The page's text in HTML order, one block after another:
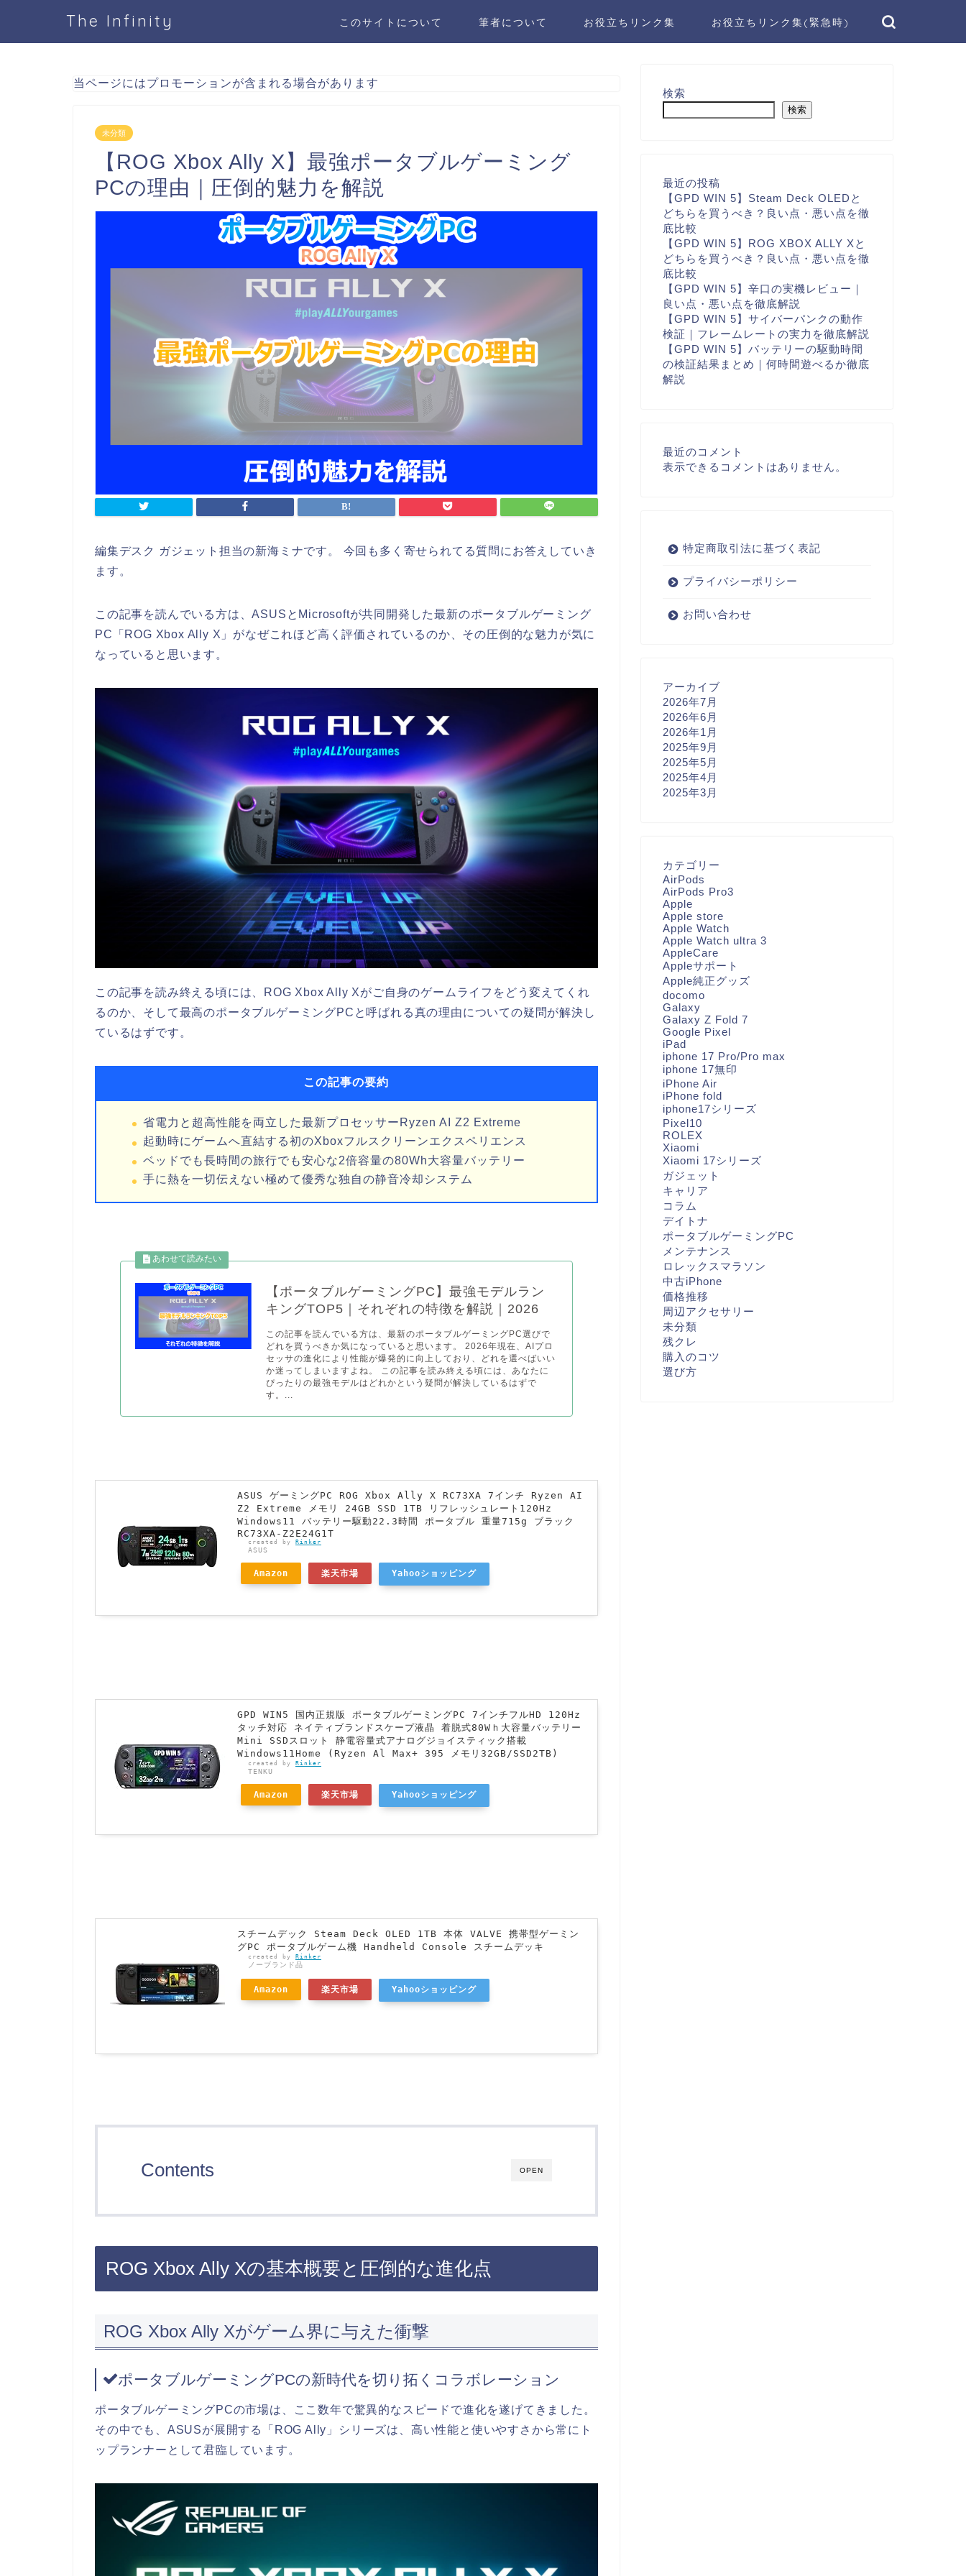
The Infinity このサイトについて 筆者について お役立ちリンク集 お役立ちリンク集(緊急時)
当ページにはプロモーションが含まれる場合があります
未分類
【ROG Xbox Ally X】最強ポータブルゲーミング
PCの理由｜圧倒的魅力を解説
編集デスク ガジェット担当の新海ミナです。 今回も多く寄せられてる質問にお答えしていき
ます。
この記事を読んでいる方は、ASUSとMicrosoftが共同開発した最新のポータブルゲーミング
PC「ROG Xbox Ally X」がなぜこれほど高く評価されているのか、その圧倒的な魅力が気に
なっていると思います。
この記事を読み終える頃には、ROG Xbox Ally Xがご自身のゲームライフをどう変えてくれ
るのか、そして最高のポータブルゲーミングPCと呼ばれる真の理由についての疑問が解決し
ているはずです。
この記事の要約
省電力と超高性能を両立した最新プロセッサーRyzen AI Z2 Extreme
起動時にゲームへ直結する初のXboxフルスクリーンエクスペリエンス
ベッドでも長時間の旅行でも安心な2倍容量の80Wh大容量バッテリー
手に熱を一切伝えない極めて優秀な独自の静音冷却システム
【ポータブルゲーミングPC】最強モデルラン
キングTOP5｜それぞれの特徴を解説｜2026
この記事を読んでいる方は、最新のポータブルゲーミングPC選びで
どれを買うべきか気になっていると思います。 2026年現在、AIプロ
セッサの進化により性能が爆発的に向上しており、どれを選べばいい
か迷ってしまいますよね。 この記事を読み終える頃には、あなたに
ぴったりの最強モデルはどれかという疑問が解決しているはずで
す。...
ASUS ゲーミングPC ROG Xbox Ally X RC73XA 7インチ Ryzen AI
Z2 Extreme メモリ 24GB SSD 1TB リフレッシュレート120Hz
Windows11 バッテリー駆動22.3時間 ポータブル 重量715g ブラック
RC73XA-Z2E24G1T
created by Rinker
ASUS
Amazon 楽天市場 Yahooショッピング
GPD WIN5 国内正規版 ポータブルゲーミングPC 7インチフルHD 120Hz
タッチ対応 ネイティブランドスケープ液晶 着脱式80Wｈ大容量バッテリー
Mini SSDスロット 静電容量式アナログジョイスティック搭載
Windows11Home (Ryzen Al Max+ 395 メモリ32GB/SSD2TB)
created by Rinker
TENKU
Amazon 楽天市場 Yahooショッピング
スチームデック Steam Deck OLED 1TB 本体 VALVE 携帯型ゲーミン
グPC ポータブルゲーム機 Handheld Console スチームデッキ
created by Rinker
ノーブランド品
Amazon 楽天市場 Yahooショッピング
OPEN
Contents
ROG Xbox Ally Xの基本概要と圧倒的な進化点
ROG Xbox Ally Xがゲーム界に与えた衝撃
ポータブルゲーミングPCの新時代を切り拓くコラボレーション
ポータブルゲーミングPCの市場は、ここ数年で驚異的なスピードで進化を遂げてきました。
その中でも、ASUSが展開する「ROG Ally」シリーズは、高い性能と使いやすさから常にト
ップランナーとして君臨しています。
検索
検索
最近の投稿
【GPD WIN 5】Steam Deck OLEDと
どちらを買うべき？良い点・悪い点を徹
底比較
【GPD WIN 5】ROG XBOX ALLY Xと
どちらを買うべき？良い点・悪い点を徹
底比較
【GPD WIN 5】辛口の実機レビュー｜
良い点・悪い点を徹底解説
【GPD WIN 5】サイバーパンクの動作
検証｜フレームレートの実力を徹底解説
【GPD WIN 5】バッテリーの駆動時間
の検証結果まとめ｜何時間遊べるか徹底
解説
最近のコメント
表示できるコメントはありません。
特定商取引法に基づく表記
プライバシーポリシー
お問い合わせ
アーカイブ
2026年7月
2026年6月
2026年1月
2025年9月
2025年5月
2025年4月
2025年3月
カテゴリー
AirPods
AirPods Pro3
Apple
Apple store
Apple Watch
Apple Watch ultra 3
AppleCare
Appleサポート
Apple純正グッズ
docomo
Galaxy
Galaxy Z Fold 7
Google Pixel
iPad
iphone 17 Pro/Pro max
iphone 17無印
iPhone Air
iPhone fold
iphone17シリーズ
Pixel10
ROLEX
Xiaomi
Xiaomi 17シリーズ
ガジェット
キャリア
コラム
デイトナ
ポータブルゲーミングPC
メンテナンス
ロレックスマラソン
中古iPhone
価格推移
周辺アクセサリー
未分類
残クレ
購入のコツ
選び方